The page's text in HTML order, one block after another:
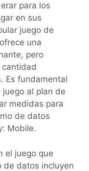
para los
en sus
juego de
una
pero
Es fundamental
al plan de
medidas para
de datos
Mobile.
el juego que
de datos incluyen